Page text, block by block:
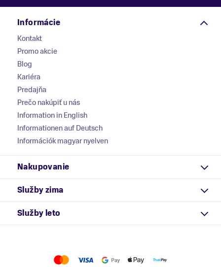
Informácie
Kontakt
Promo akcie
Blog
Kariéra
Predajňa
Prečo nakúpiť u nás
Information in English
Informationen auf Deutsch
Információk magyar nyelven
Nakupovanie
Služby zima
Služby leto